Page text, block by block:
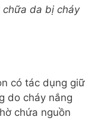
da bị cháy
có tác dụng giữ
do cháy nắng
chứa nguồn